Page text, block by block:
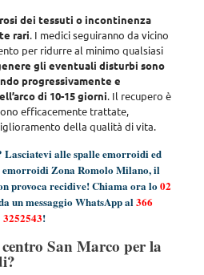
dei tessuti o incontinenza
rari. I medici seguiranno da vicino
per ridurre al minimo qualsiasi
gli eventuali disturbi sono
progressivamente e
di 10-15 giorni. Il recupero è
efficacemente trattate,
della qualità di vita.
Lasciatevi alle spalle emorroidi ed
emorroidi Zona Romolo Milano, il
provoca recidive! Chiama ora lo02
un messaggio WhatsApp al 366
3252543!
San Marco per la